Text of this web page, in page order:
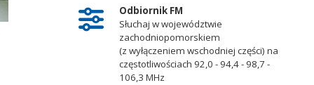
Odbiornik FM
Słuchaj w województwie
zachodniopomorskiem
(z wyłączeniem wschodniej części) na
częstotliwościach 92,0 - 94,4 - 98,7 -
106,3 MHz